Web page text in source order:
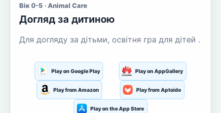
Вік 0-5 · Animal Care
Догляд за дитиною
Для догляду за дітьми, освітня гра для дітей .
Play on Google Play Play on AppGallery
Play from Amazon Play from Aptoide
Play on the App Store